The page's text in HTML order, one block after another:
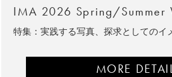
IMA 2026 Spring/Summer
特集：実践する写真、探求としてのイ
MORE